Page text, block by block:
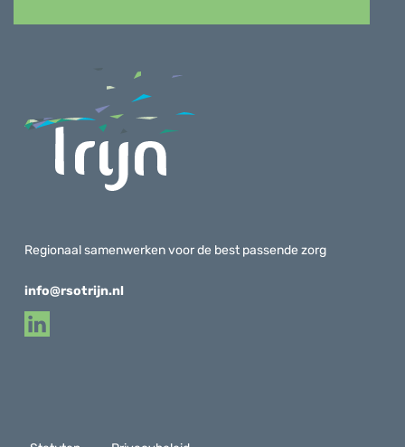
Regionaal samenwerken voor de best passende zorg
info@rsotrijn.nl